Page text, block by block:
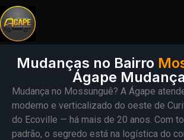
Mudanças no Bairro
Ágape
Mudança no Mossunguê? A Ágape
moderno e verticalizado do oeste de
do Ecoville — há mais de 20 anos. Com
padrão, o segredo está na logística do